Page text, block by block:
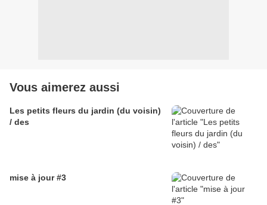
Vous aimerez aussi
Les petits fleurs du jardin (du voisin)
/ des
mise à jour #3